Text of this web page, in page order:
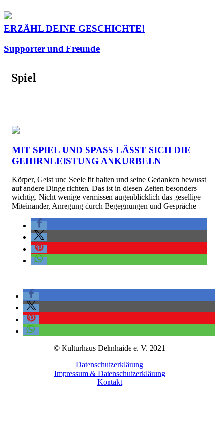
ERZÄHL DEINE GESCHICHTE!
Supporter und Freunde
Spiel
MIT SPIEL UND SPASS LÄSST SICH DIE G
EHIRNLEISTUNG ANKURBELN
Körper, Geist und Seele fit halten und seine Gedanken bewusst
auf andere Dinge richten. Das ist in diesen Zeiten besonders
wichtig. Nicht wenige vermissen augenblicklich das gesellige
Miteinander, Anregung durch Begegnungen und Gespräche.
© Kulturhaus Dehnhaide e. V. 2021
Datenschutzerklärung
Impressum & Datenschutzerklärung
Kontakt